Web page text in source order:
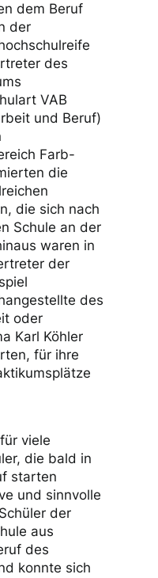
Ständen
der
wie
das die
dem Beruf
der
des
VAB
und Beruf)
Farb-
die
die sich nach
Schule an der
waren in
der
des
oder
für ihre
viele
die bald in
starten
und sinnvolle